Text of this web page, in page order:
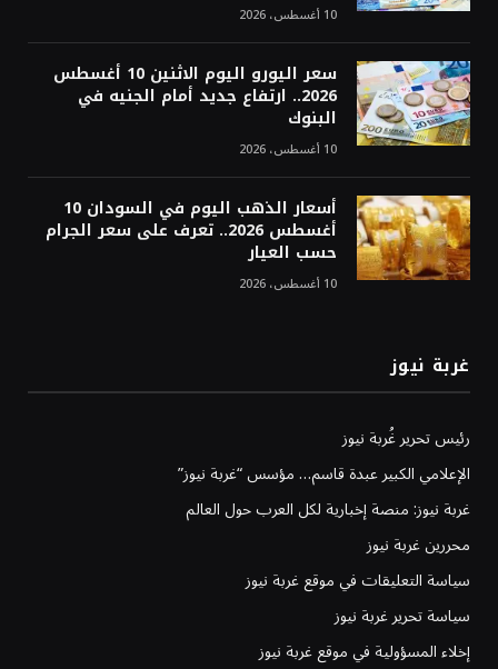
10 أغسطس، 2026
سعر اليورو اليوم الاثنين 10 أغسطس
2026.. ارتفاع جديد أمام الجنيه في
البنوك
10 أغسطس، 2026
أسعار الذهب اليوم في السودان 10
أغسطس 2026.. تعرف على سعر الجرام
حسب العيار
10 أغسطس، 2026
غربة نيوز
رئيس تحرير غُربة نيوز
الإعلامي الكبير عبدة قاسم… مؤسس “غربة نيوز”
غربة نيوز: منصة إخبارية لكل العرب حول العالم
محررين غربة نيوز
سياسة التعليقات في موقع غربة نيوز
سياسة تحرير غربة نيوز
إخلاء المسؤولية في موقع غربة نيوز